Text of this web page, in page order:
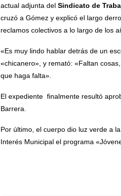
actual adjunta del Sindicato de
cruzó a Gómez y explicó el largo
reclamos colectivos a lo largo de los
«Es muy lindo hablar detrás de un
«chicanero», y remató: «Faltan
que haga falta».
El expediente finalmente resultó
Barrera.
Por último, el cuerpo dio luz verde a
Interés Municipal el programa